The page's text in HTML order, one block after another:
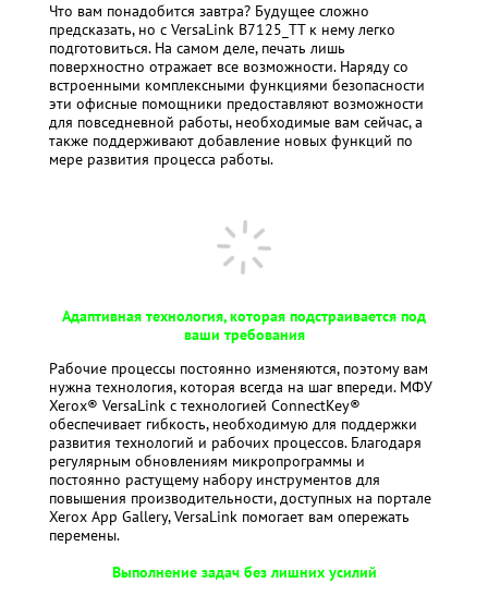
Что вам понадобится завтра? Будущее сложно
предсказать, но с VersaLink B7125_TT к нему легко
подготовиться. На самом деле, печать лишь
поверхностно отражает все возможности. Наряду со
встроенными комплексными функциями безопасности
эти офисные помощники предоставляют возможности
для повседневной работы, необходимые вам сейчас, а
также поддерживают добавление новых функций по
мере развития процесса работы.
Адаптивная технология, которая подстраивается под
ваши требования
Рабочие процессы постоянно изменяются, поэтому вам
нужна технология, которая всегда на шаг впереди. МФУ
Xerox® VersaLink с технологией ConnectKey®
обеспечивает гибкость, необходимую для поддержки
развития технологий и рабочих процессов. Благодаря
регулярным обновлениям микропрограммы и
постоянно растущему набору инструментов для
повышения производительности, доступных на портале
Xerox App Gallery, VersaLink помогает вам опережать
перемены.
Выполнение задач без лишних усилий